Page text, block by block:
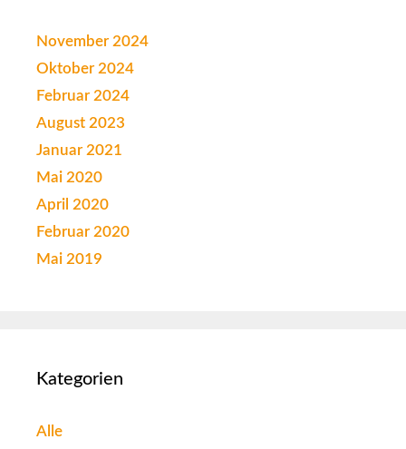
November 2024
Oktober 2024
Februar 2024
August 2023
Januar 2021
Mai 2020
April 2020
Februar 2020
Mai 2019
Kategorien
Alle